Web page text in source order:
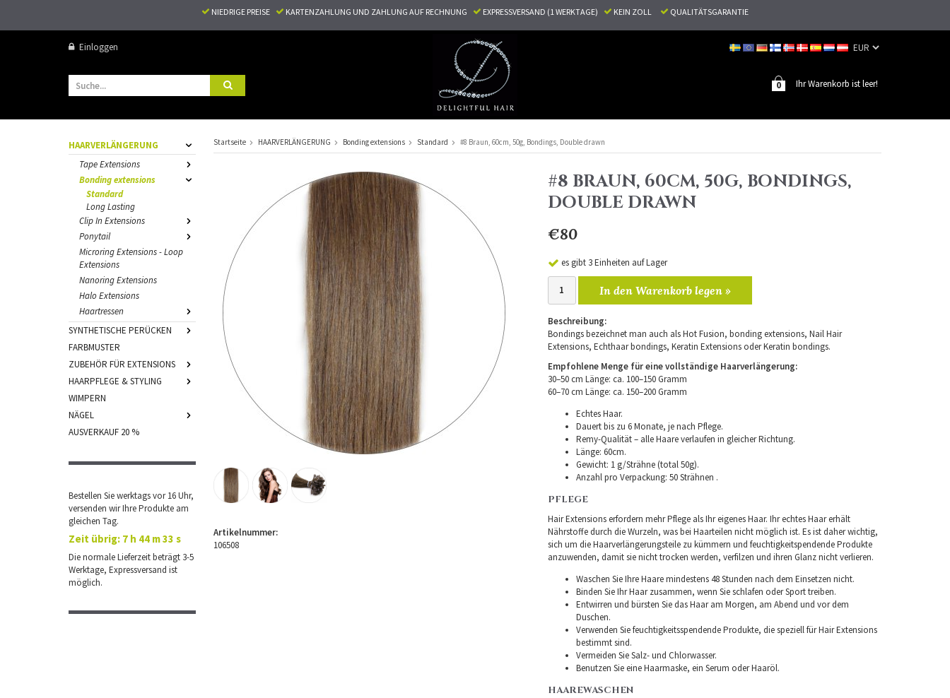
NIEDRIGE PREISE KARTENZAHLUNG UND ZAHLUNG AUF RECHNUNG EXPRESSVERSAND (1 WERKTAGE) KEIN ZOLL QUALITÄTSGARANTIE
Einloggen
Ihr Warenkorb ist leer!
0
HAARVERLÄNGERUNG
Tape Extensions
Bonding extensions
Standard
Long Lasting
Clip In Extensions
Ponytail
Microring Extensions - Loop
Extensions
Nanoring Extensions
Halo Extensions
Haartressen
SYNTHETISCHE PERÜCKEN
FARBMUSTER
ZUBEHÖR FÜR EXTENSIONS
HAARPFLEGE & STYLING
WIMPERN
NÄGEL
AUSVERKAUF 20 %
Bestellen Sie werktags vor 16 Uhr,
versenden wir Ihre Produkte am
gleichen Tag.
Zeit übrig: 7 h 44 m 33 s
Die normale Lieferzeit beträgt 3-5
Werktage, Expressversand ist
möglich.
Startseite HAARVERLÄNGERUNG Bonding extensions Standard #8 Braun, 60cm, 50g, Bondings, Double drawn
#8 BRAUN, 60CM, 50G, BONDINGS,
DOUBLE DRAWN
€80
es gibt 3 Einheiten auf Lager
In den Warenkorb legen »
Beschreibung:
Bondings bezeichnet man auch als Hot Fusion, bonding extensions, Nail Hair
Extensions, Echthaar bondings, Keratin Extensions oder Keratin bondings.
Empfohlene Menge für eine vollständige Haarverlängerung:
30–50 cm Länge: ca. 100–150 Gramm
60–70 cm Länge: ca. 150–200 Gramm
Echtes Haar.
Dauert bis zu 6 Monate, je nach Pflege.
Remy-Qualität – alle Haare verlaufen in gleicher Richtung.
Länge: 60cm.
Gewicht: 1 g/Strähne (total 50g).
Anzahl pro Verpackung: 50 Strähnen .
PFLEGE
Hair Extensions erfordern mehr Pflege als Ihr eigenes Haar. Ihr echtes Haar erhält
Nährstoffe durch die Wurzeln, was bei Haarteilen nicht möglich ist. Es ist daher wichtig,
sich um die Haarverlängerungsteile zu kümmern und feuchtigkeitspendende Produkte
anzuwenden, damit sie nicht trocken werden, verfilzen und ihren Glanz nicht verlieren.
Waschen Sie Ihre Haare mindestens 48 Stunden nach dem Einsetzen nicht.
Binden Sie Ihr Haar zusammen, wenn Sie schlafen oder Sport treiben.
Entwirren und bürsten Sie das Haar am Morgen, am Abend und vor dem
Duschen.
Verwenden Sie feuchtigkeitsspendende Produkte, die speziell für Hair Extensions
bestimmt sind.
Vermeiden Sie Salz- und Chlorwasser.
Benutzen Sie eine Haarmaske, ein Serum oder Haaröl.
HAAREWASCHEN
Artikelnummer:
106508